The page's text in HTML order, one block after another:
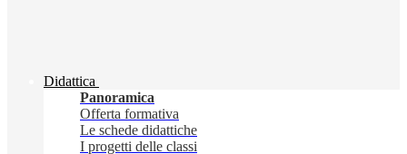
Didattica
Panoramica
Offerta formativa
Le schede didattiche
I progetti delle classi